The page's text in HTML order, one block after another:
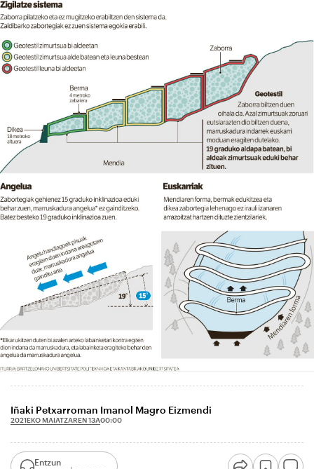
Iñaki Petxarroman Imanol Magro Eizmendi
2021EKO MAIATZAREN 13A00:00
Entzun